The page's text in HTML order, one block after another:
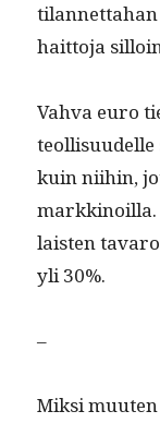
hait­to­ja
Vah­va euro
kuin niihin,
markki­noil­la.
lais­ten
yli 30%.
–
Mik­si